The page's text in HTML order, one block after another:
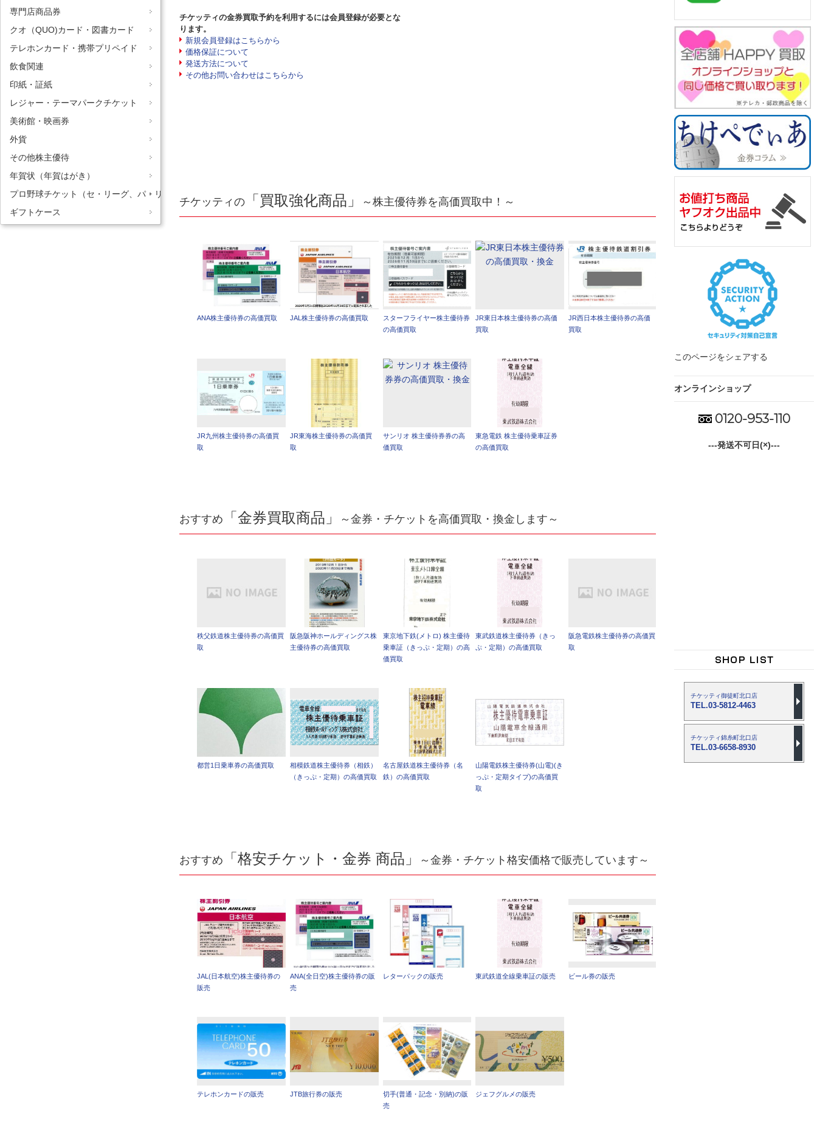
専門店商品券
クオ（QUO)カード・図書カード
テレホンカード・携帯プリペイド
飲食関連
印紙・証紙
レジャー・テーマパークチケット
美術館・映画券
外貨
その他株主優待
年賀状（年賀はがき）
プロ野球チケット（セ・リーグ、パ・リーグ）
ギフトケース
チケッティの金券買取予約を利用するには会員登録が必要とな
ります。
新規会員登録はこちらから
価格保証について
発送方法について
その他お問い合わせはこちらから
チケッティの 「買取強化商品」 ～株主優待券を高価買取中！～
ANA株主優待券の高価買取 JAL株主優待券の高価買取
スターフライヤー株主優待券
の高価買取
JR東日本株主優待券の高価
買取
JR西日本株主優待券の高価
買取
JR九州株主優待券の高価買
取
JR東海株主優待券の高価買
取
サンリオ 株主優待券券の高
価買取
東急電鉄 株主優待乗車証券
の高価買取
おすすめ 「金券買取商品」 ～金券・チケットを高価買取・換金します～
秩父鉄道株主優待券の高価買
取
阪急阪神ホールディングス株
主優待券の高価買取
東京地下鉄(メトロ) 株主優待
乗車証（きっぷ・定期）の高
価買取
東武鉄道株主優待券（きっ
ぷ・定期）の高価買取
阪急電鉄株主優待券の高価買
取
都営1日乗車券の高価買取
相模鉄道株主優待券（相鉄）
（きっぷ・定期）の高価買取
名古屋鉄道株主優待券（名
鉄）の高価買取
山陽電鉄株主優待券(山電)(き
っぷ・定期タイプ)の高価買
取
おすすめ 「格安チケット・金券 商品」 ～金券・チケット格安価格で販売しています～
JAL(日本航空)株主優待券の
販売
ANA(全日空)株主優待券の販
売
レターパックの販売 東武鉄道全線乗車証の販売 ビール券の販売
テレホンカードの販売 JTB旅行券の販売
切手(普通・記念・別納)の販
売
ジェフグルメの販売
このページをシェアする
オンラインショップ
0120-953-110
---発送不可日(×)---
チケッティ御徒町北口店
TEL.03-5812-4463
チケッティ錦糸町北口店
TEL.03-6658-8930